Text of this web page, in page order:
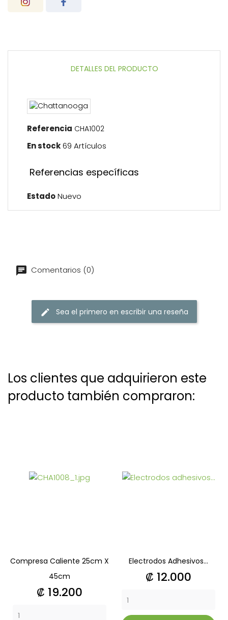
DETALLES DEL PRODUCTO
Referencia CHA1002
En stock69 Artículos
Referencias específicas
EstadoNuevo
Comentarios (0)
Sea el primero en escribir una reseña
Los clientes que adquirieron este
producto también compraron:
Compresa Caliente 25cm X
45cm
Precio
₡ 19.200
Electrodos Adhesivos...
Precio
₡ 12.000